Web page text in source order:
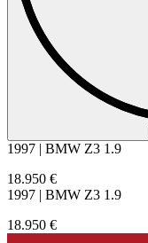
1997 | BMW Z3 1.9
18.950 €
1997 | BMW Z3 1.9
18.950 €